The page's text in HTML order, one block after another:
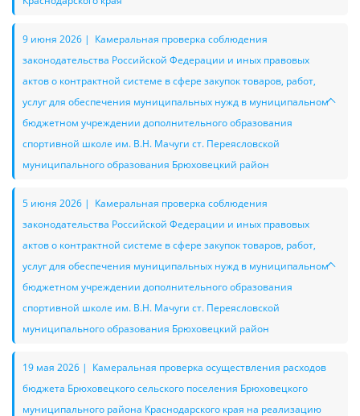
9 июня 2026 | Камеральная проверка соблюдения
законодательства Российской Федерации и иных правовых
актов о контрактной системе в сфере закупок товаров, работ,
услуг для обеспечения муниципальных нужд в муниципальном
бюджетном учреждении дополнительного образования
спортивной школе им. В.Н. Мачуги ст. Переясловской
муниципального образования Брюховецкий район
5 июня 2026 | Камеральная проверка соблюдения
законодательства Российской Федерации и иных правовых
актов о контрактной системе в сфере закупок товаров, работ,
услуг для обеспечения муниципальных нужд в муниципальном
бюджетном учреждении дополнительного образования
спортивной школе им. В.Н. Мачуги ст. Переясловской
муниципального образования Брюховецкий район
19 мая 2026 | Камеральная проверка осуществления расходов
бюджета Брюховецкого сельского поселения Брюховецкого
муниципального района Краснодарского края на реализацию